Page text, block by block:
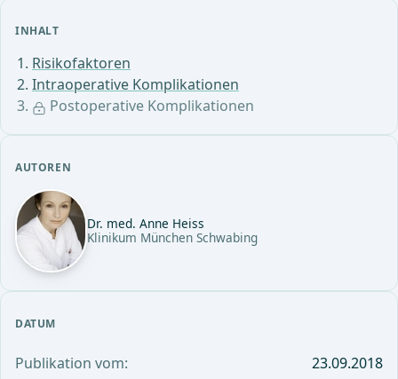
INHALT
Risikofaktoren
Intraoperative Komplikationen
Postoperative Komplikationen
AUTOREN
Dr. med. Anne Heiss
Klinikum München Schwabing
DATUM
Publikation vom: 23.09.2018